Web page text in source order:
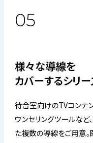
05
様々な導線を
カバーするシリ
待合室向けのTVコンテ
ウンセリングツールな
た複数の導線をご用意